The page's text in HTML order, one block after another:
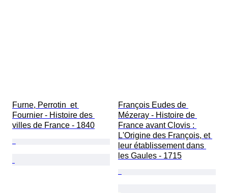
Furne, Perrotin  et
Fournier - Histoire des
villes de France - 1840
François Eudes de
Mézeray - Histoire de
France avant Clovis :
L'Origine des François, et
leur établissement dans
les Gaules - 1715